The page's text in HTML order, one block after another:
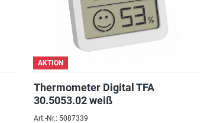
AKTION
Thermometer Digital TFA
30.5053.02 weiß
Art.-Nr.: 5087339